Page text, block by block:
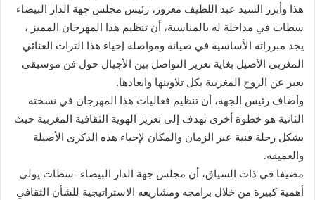
هذا وأبرز السيد عبد اللطيف معزوز، رئيس مجلس جهة الدار البيضاء
سطات في مداخلة له بالمناسبة، أن تنظيم هذا المهرجان المميز ،
يجد مبرراته الأساسية في صيانة ومواصلة إحياء هذا التراث الغنائي
المغربي الأصيل بغاية تعزيز التواصل بين الأجيال حول فن موسيقى
يعبر عن الروح المغربية بكل تلاوينها وابعادها.
وأضاف رئيس الجهة، أن تنظيم فعاليات هذا المهرجان في نسخته
الثانية هو خطوة أخرى تهدف إلى تعزيز الهوية الثقافية المغربية حيث
يشكل رحلة فنية عبر الزمان والمكان لإحياء هذه الذكرى الأصيلة
والعميقة.
مضيفا في ذات السياق، أن مجلس جهة الدار البيضاء -سطات يولي
أهمية كبيرة من خلال برامجه ومشاريعه الاستراتيجية للشأن الثقافي